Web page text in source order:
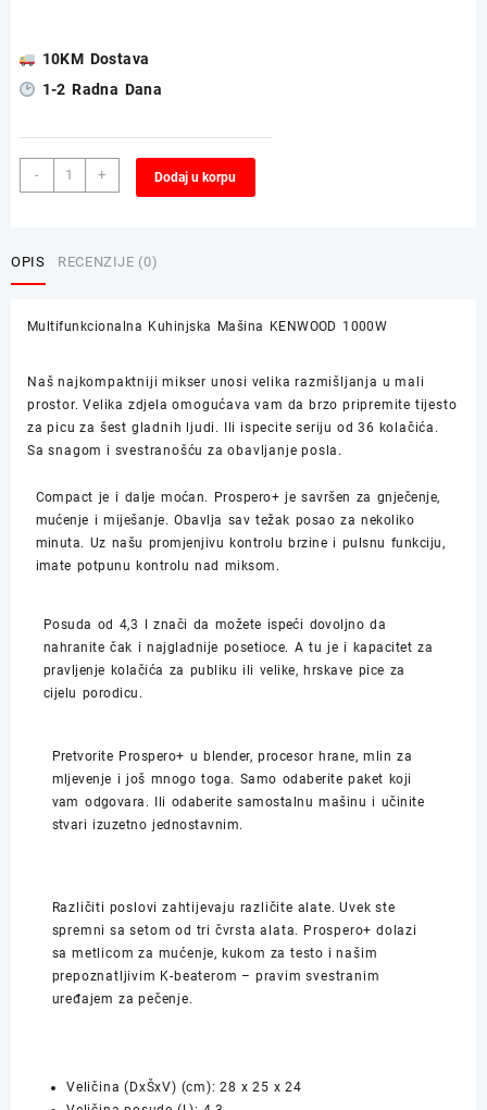
10KM Dostava
1-2 Radna Dana
-
Multifunkcionalna
Kuhinjska
1000W
+ Dodaj u korpu
OPIS RECENZIJE (0)
Multifunkcionalna Kuhinjska Mašina KENWOOD 1000W
Naš najkompaktniji mikser unosi velika razmišljanja u mali
prostor. Velika zdjela omogućava vam da brzo pripremite tijesto
za picu za šest gladnih ljudi. Ili ispecite seriju od 36 kolačića.
Sa snagom i svestranošću za obavljanje posla.
Compact je i dalje moćan. Prospero+ je savršen za gnječenje,
mućenje i miješanje. Obavlja sav težak posao za nekoliko
minuta. Uz našu promjenjivu kontrolu brzine i pulsnu funkciju,
imate potpunu kontrolu nad miksom.
Posuda od 4,3 l znači da možete ispeći dovoljno da
nahranite čak i najgladnije posetioce. A tu je i kapacitet za
pravljenje kolačića za publiku ili velike, hrskave pice za
cijelu porodicu.
Pretvorite Prospero+ u blender, procesor hrane, mlin za
mljevenje i još mnogo toga. Samo odaberite paket koji
vam odgovara. Ili odaberite samostalnu mašinu i učinite
stvari izuzetno jednostavnim.
Različiti poslovi zahtijevaju različite alate. Uvek ste
spremni sa setom od tri čvrsta alata. Prospero+ dolazi
sa metlicom za mućenje, kukom za testo i našim
prepoznatljivim K-beaterom – pravim svestranim
uređajem za pečenje.
Veličina (DxŠxV) (cm):28 x 25 x 24